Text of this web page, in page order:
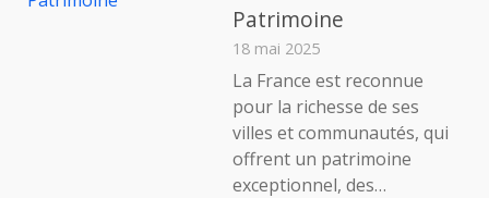
Patrimoine
18 mai 2025
La France est reconnue
pour la richesse de ses
villes et communautés, qui
offrent un patrimoine
exceptionnel, des…